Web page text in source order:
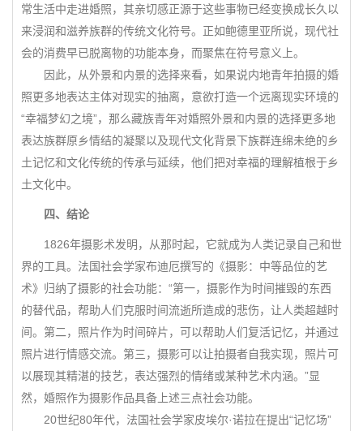
常生活中走进婚照，其亲切感正源于这些事物已经变换成长久以
来浸润和滋养族群的传统文化符号。正如鲍德里亚所说，现代社
会的消费早已脱离物的功能本身，而聚焦在符号意义上。
因此，从外景和内景的选择来看，如果说内地青年拍摄的婚
照更多地表达主体对现实的抽离，意欲打造一个远离现实环境的
“幸福梦幻之境”，那么藏族青年对婚照外景和内景的选择更多地
表达族群原乡情结的凝聚以及现代文化背景下族群连绵未绝的乡
土记忆和文化传统的传承与延续，他们把对幸福的理解植根于乡
土文化中。
四、结论
1826年摄影术发明，从那时起，它就成为人类记录自己和世
界的工具。法国社会学家布迪厄撰写的《摄影：中等品位的艺
术》归纳了摄影的社会功能：“第一，摄影作为时间摧毁的东西
的替代品，帮助人们克服时间流逝所造成的悲伤，让人类超越时
间。第二，照片作为时间碎片，可以帮助人们复活记忆，并通过
照片进行情感交流。第三，摄影可以让拍摄者自我实现，照片可
以展现其精湛的技艺，表达强烈的情绪或某种艺术内涵。”显
然，婚照作为摄影作品具备上述三点社会功能。
20世纪80年代，法国社会学家皮埃尔·诺拉在提出“记忆场”